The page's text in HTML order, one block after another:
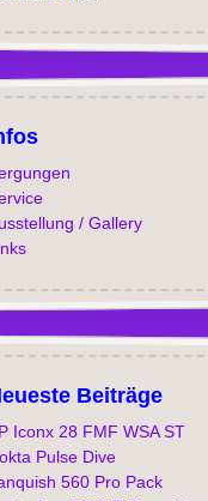
/ Gallery
Beiträge
Iconx 28 FMF WSA ST
Pulse Dive
560 Pro Pack